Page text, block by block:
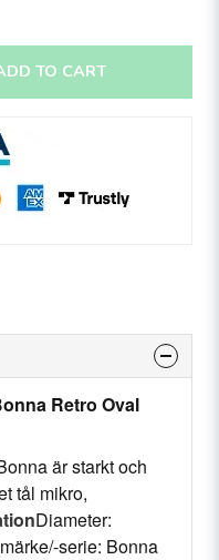
TO CART
Retro Oval
är starkt och
tål mikro,
Diameter:
serie: Bonna